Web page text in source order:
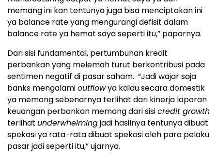
memang ini kan tentunya juga bisa menciptakan ini
ya balance rate yang mengurangi defisit dalam
balance rate ya hemat saya seperti itu,” paparnya.
Dari sisi fundamental, pertumbuhan kredit
perbankan yang melemah turut berkontribusi pada
sentimen negatif di pasar saham. “Jadi wajar saja
banks mengalamioutflowya kalau secara domestik
ya memang sebenarnya terlihat dari kinerja laporan
keuangan perbankan memang dari sisicredit growth
terlihat underwhelmingjadi hasilnya tentunya dibuat
spekasi ya rata-rata dibuat spekasi oleh para pelaku
pasar jadi seperti itu,” ujarnya.